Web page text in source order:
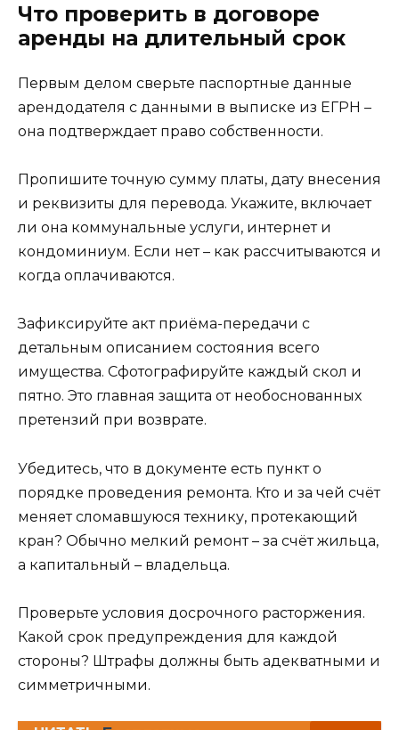
Что проверить в договоре
аренды на длительный срок
Первым делом сверьте паспортные данные
арендодателя с данными в выписке из ЕГРН –
она подтверждает право собственности.
Пропишите точную сумму платы, дату внесения
и реквизиты для перевода. Укажите, включает
ли она коммунальные услуги, интернет и
кондоминиум. Если нет – как рассчитываются и
когда оплачиваются.
Зафиксируйте акт приёма-передачи с
детальным описанием состояния всего
имущества. Сфотографируйте каждый скол и
пятно. Это главная защита от необоснованных
претензий при возврате.
Убедитесь, что в документе есть пункт о
порядке проведения ремонта. Кто и за чей счёт
меняет сломавшуюся технику, протекающий
кран? Обычно мелкий ремонт – за счёт жильца,
а капитальный – владельца.
Проверьте условия досрочного расторжения.
Какой срок предупреждения для каждой
стороны? Штрафы должны быть адекватными и
симметричными.